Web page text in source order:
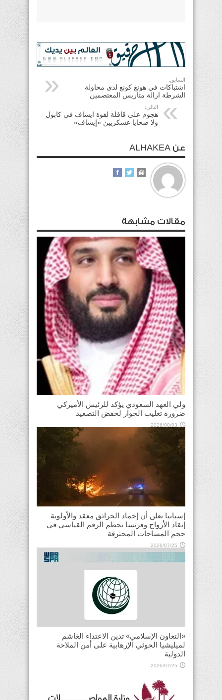
السابق:
اشتباكات في هونغ كونغ لدى محاولة
الشرطة ازالة متاريس المعتصمين
التالي:
هجوم على قافلة لقوة ايساف في كابول
ولا ضحايا عسكريين «إيساف»
عن ALHAKEA
مقالات مشابهة
ولي العهد السعودي يؤكد للرئيس الأميركي
ضرورة تغليب الحوار لخفض التصعيد
2026/08/03
إسبانيا تعلن أن إخماد الحرائق معقد والأولوية
إنقاذ الأرواح وفرنسا تحطم الرقم القياسي في
حجم المساحات المحترقة
2026/07/25
«التعاون الإسلامي» تدين الاعتداء الغاشم
لميليشيا الحوثي الإرهابية على أمن الملاحة
الدولية
2026/07/25